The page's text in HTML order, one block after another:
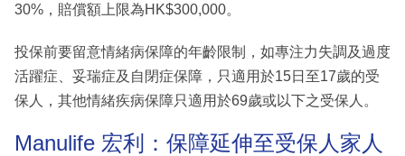
30%，賠償額上限為HK$300,000。
投保前要留意情緒病保障的年齡限制，如專注力失調及過度
活躍症、妥瑞症及自閉症保障，只適用於15日至17歲的受
保人，其他情緒疾病保障只適用於69歲或以下之受保人。
Manulife 宏利：保障延伸至受保人家人